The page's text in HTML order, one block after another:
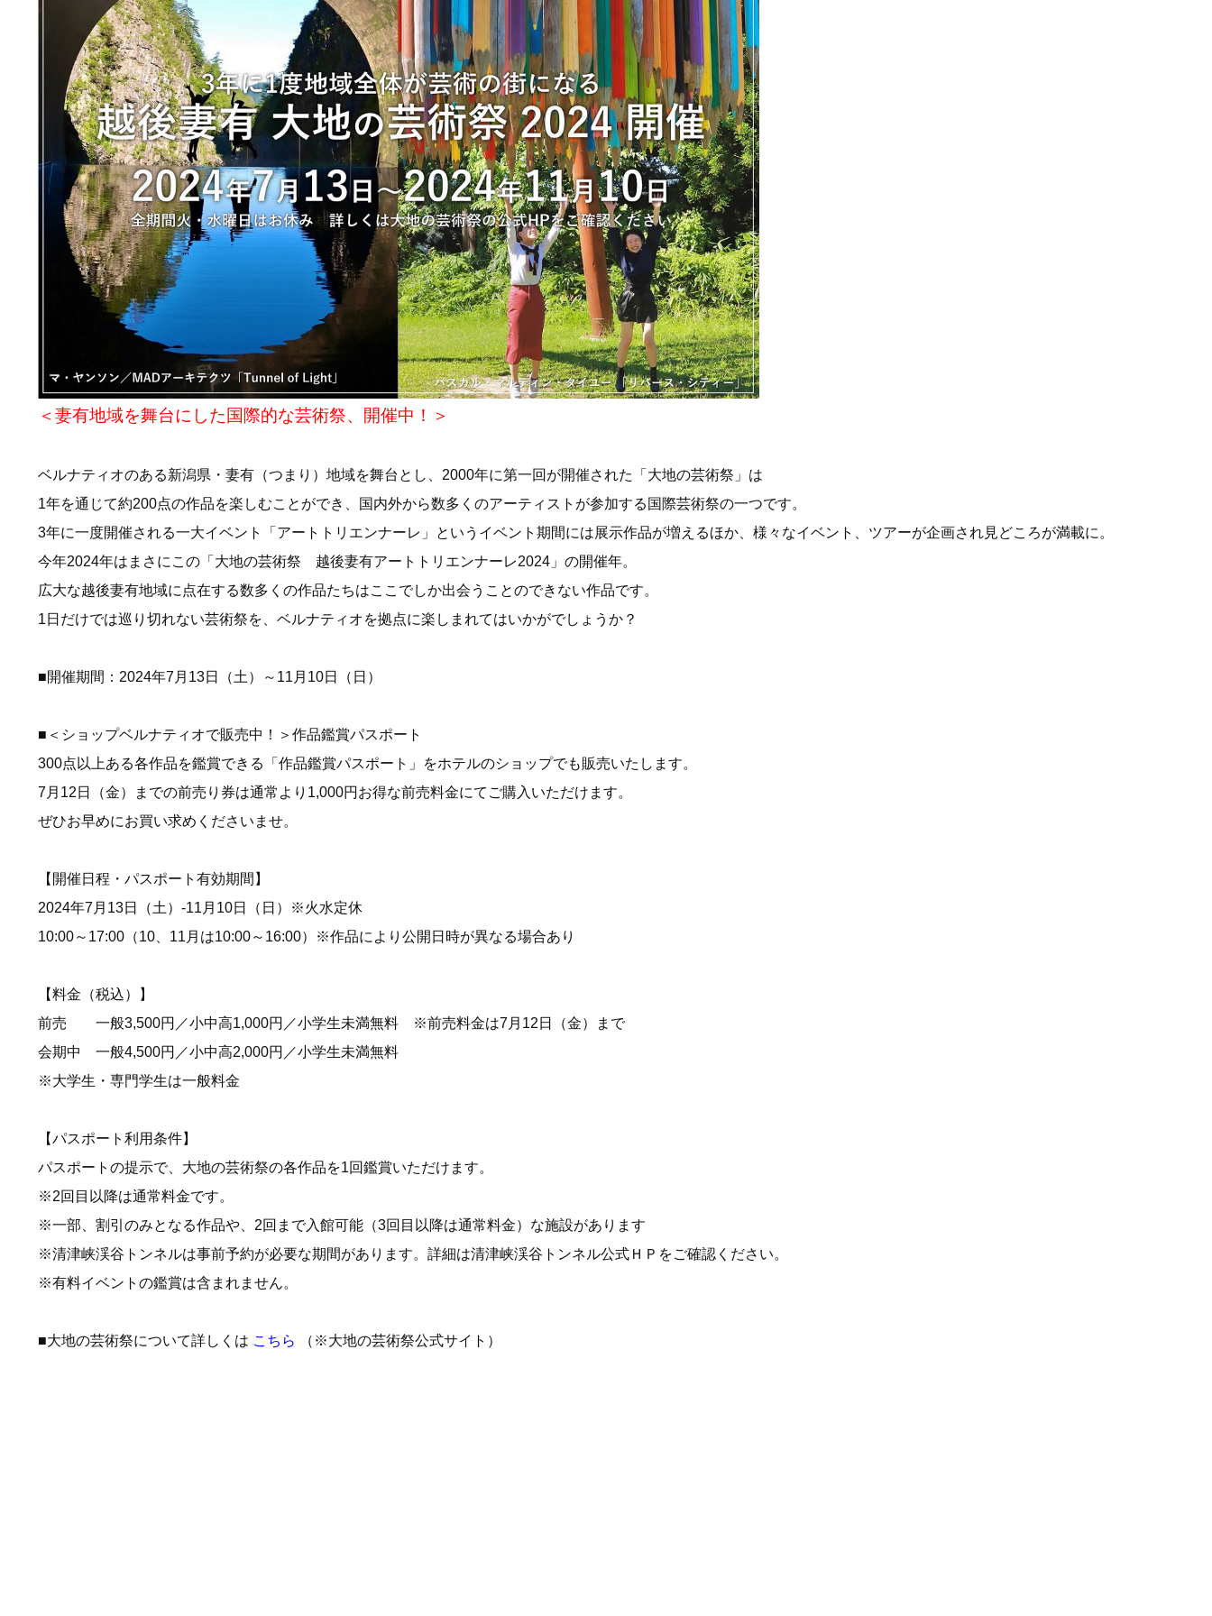
＜妻有地域を舞台にした国際的な芸術祭、開催中！＞
ベルナティオのある新潟県・妻有（つまり）地域を舞台とし、2000年に第一回が開催された「大地の芸術祭」は
1年を通じて約200点の作品を楽しむことができ、国内外から数多くのアーティストが参加する国際芸術祭の一つです。
3年に一度開催される一大イベント「アートトリエンナーレ」というイベント期間には展示作品が増えるほか、様々なイベント、ツアーが企画され見どころが満載に。
今年2024年はまさにこの「大地の芸術祭 越後妻有アートトリエンナーレ2024」の開催年。
広大な越後妻有地域に点在する数多くの作品たちはここでしか出会うことのできない作品です。
1日だけでは巡り切れない芸術祭を、ベルナティオを拠点に楽しまれてはいかがでしょうか？
■開催期間：2024年7月13日（土）～11月10日（日）
■＜ショップベルナティオで販売中！＞作品鑑賞パスポート
300点以上ある各作品を鑑賞できる「作品鑑賞パスポート」をホテルのショップでも販売いたします。
7月12日（金）までの前売り券は通常より1,000円お得な前売料金にてご購入いただけます。
ぜひお早めにお買い求めくださいませ。
【開催日程・パスポート有効期間】
2024年7月13日（土）-11月10日（日）※火水定休
10:00～17:00（10、11月は10:00～16:00）※作品により公開日時が異なる場合あり
【料金（税込）】
前売 一般3,500円／小中高1,000円／小学生未満無料 ※前売料金は7月12日（金）まで
会期中 一般4,500円／小中高2,000円／小学生未満無料
※大学生・専門学生は一般料金
【パスポート利用条件】
パスポートの提示で、大地の芸術祭の各作品を1回鑑賞いただけます。
※2回目以降は通常料金です。
※一部、割引のみとなる作品や、2回まで入館可能（3回目以降は通常料金）な施設があります
※清津峡渓谷トンネルは事前予約が必要な期間があります。詳細は清津峡渓谷トンネル公式ＨＰをご確認ください。
※有料イベントの鑑賞は含まれません。
■大地の芸術祭について詳しくは こちら （※大地の芸術祭公式サイト）